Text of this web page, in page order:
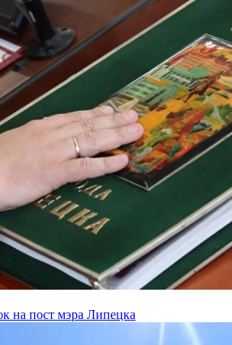
на пост мэра Липецка